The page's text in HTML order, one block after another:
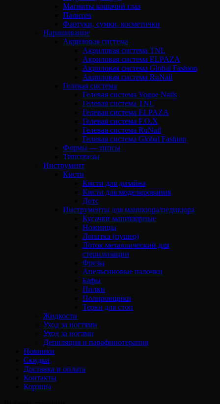
Магниты кошачий глаз
Палитра
Фартуки, сумки, косметички
Наращивание
Акриловая система
Акриловая система TNL
Акриловая система ELPAZA
Акриловая система Global Fashion
Акриловая система RuNail
Гелевая система
Гелевая система Vogue Nails
Гелевая система TNL
Гелевая система ELPAZA
Гелевая система F.O.X
Гелевая система RuNail
Гелевая система Global Fashion
Формы — типсы
Типсорезы
Инструмент
Кисти
Кисти для дизайна
Кисти для моделирования
Дотс
Инструменты для маникюра/педикюра
Кусачки маникюрные
Ножницы
Лопатка (пушер)
Лоток металлический для
стерилизации
Фрезы
Апельсиновые палочки
Бафы
Пилки
Полировщики
Терки для стоп
Жидкости
Уход за ногтями
Уход за ногами
Депиляция и парафинотерапия
Новинки
Скидки
Доставка и оплата
Контакты
Корзина